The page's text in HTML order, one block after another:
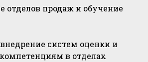
отделов продаж и обучение
систем оценки и
в отделах